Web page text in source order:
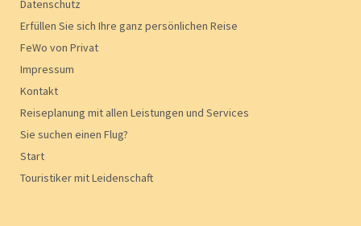
Datenschutz
Erfüllen Sie sich Ihre ganz persönlichen Reise
FeWo von Privat
Impressum
Kontakt
Reiseplanung mit allen Leistungen und Services
Sie suchen einen Flug?
Start
Touristiker mit Leidenschaft